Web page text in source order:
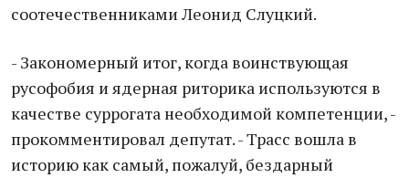
соотечественниками Леонид Слуцкий.
- Закономерный итог, когда воинствующая
русофобия и ядерная риторика используются в
качестве суррогата необходимой компетенции, -
прокомментировал депутат. - Трасс вошла в
историю как самый, пожалуй, бездарный